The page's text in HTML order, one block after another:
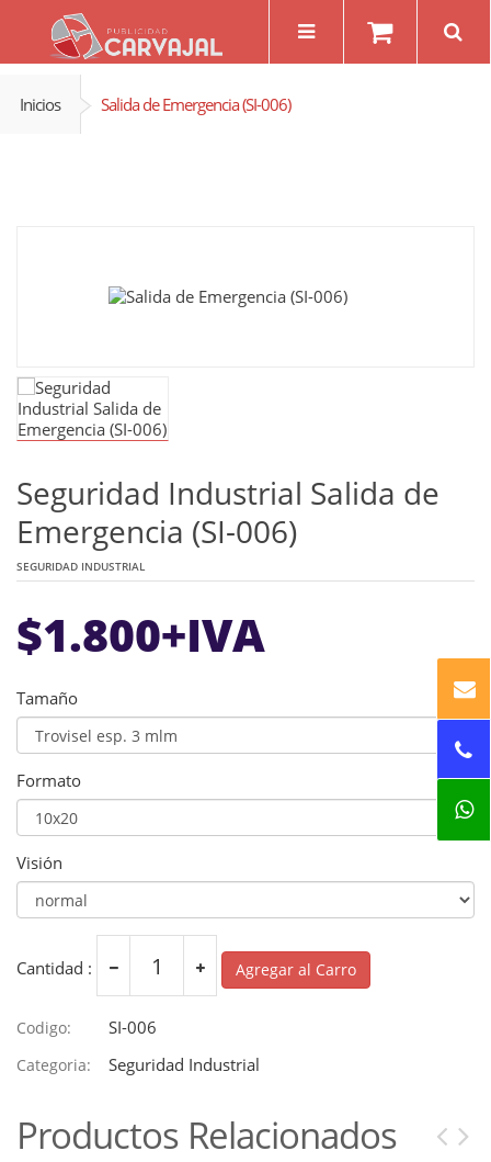
Inicios Salida de Emergencia (SI-006)
Seguridad Industrial Salida de
Emergencia (SI-006)
SEGURIDAD INDUSTRIAL
$1.800+IVA
Tamaño
Formato
Visión
Cantidad : Agregar al Carro
Codigo: SI-006
Categoria: Seguridad Industrial
Productos Relacionados